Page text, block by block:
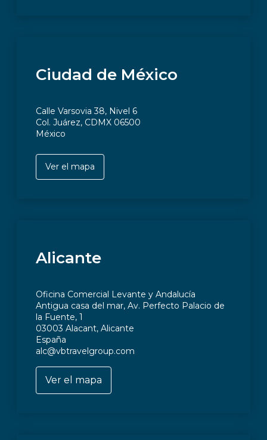
Ciudad de México
Calle Varsovia 38, Nivel 6
Col. Juárez, CDMX 06500
México
Ver el mapa
Alicante
Oficina Comercial Levante y Andalucía
Antigua casa del mar, Av. Perfecto Palacio de
la Fuente, 1
03003 Alacant, Alicante
España
alc@vbtravelgroup.com
Ver el mapa